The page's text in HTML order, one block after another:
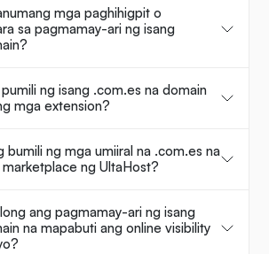
mga paghihigpit o
sa pagmamay-ari ng isang
ng isang .com.es na domain
mga extension?
bumili ng mga umiiral na .com.es na
ng UltaHost?
ang pagmamay-ari ng isang
na mapabuti ang online visibility